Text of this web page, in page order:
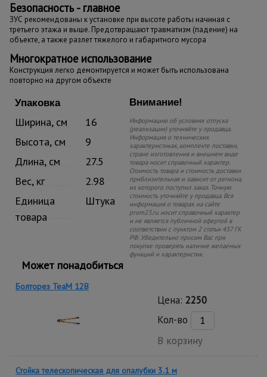
Безопасность - главное
ЗУС рекомендованы к установке при высоте работы начиная с
третьего этажа и выше. Предотвращают травматизм (падение) на
объекте, а также разлет тяжелого и габаритного мусора
Многократное использование
Конструкция легко демонтируется и может быть использована
повторно на другом объекте
Упаковка
Ширина, см
16
Высота, см
9
Длина, см
27.5
Вес, кг
2.98
Единица
товара
Штука
Внимание!
Информацию об условиях отпуска
(реализации) уточняйте у продавца.
Информация о технических
характеристиках, комплекте поставки,
стране изготовления и внешнем виде
товара носит справочный характер.
Стоимость товара и стоимость доставки
приблизительная и зависит от региона,
из которого поступил заказ. Точную
стоимость уточняйте у продавца. Вся
информация о товарах на сайте
prom23.ru носит справочный характер
и не является публичной офертой в
соответствии с пунктом 2 статьи 437 ГК
РФ. Убедительно просим Вас при
покупке проверять наличие желаемых
функций и характеристик.
Может понадобиться
Болторез TeaM 12B
Цена: 2250
Кол-во
В корзину
Стойка телескопическая для опалубки 3.1 м